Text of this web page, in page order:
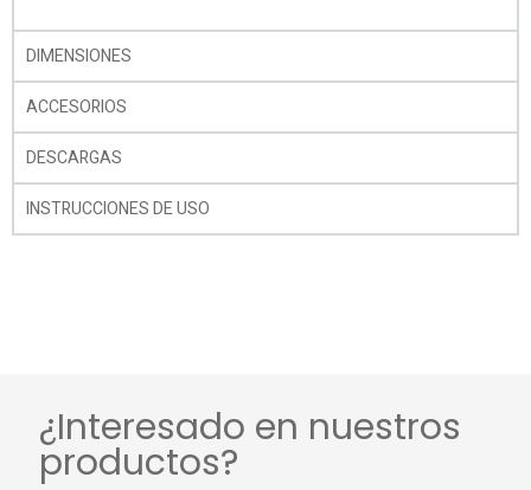
DIMENSIONES
ACCESORIOS
DESCARGAS
INSTRUCCIONES DE USO
¿Interesado en nuestros
productos?